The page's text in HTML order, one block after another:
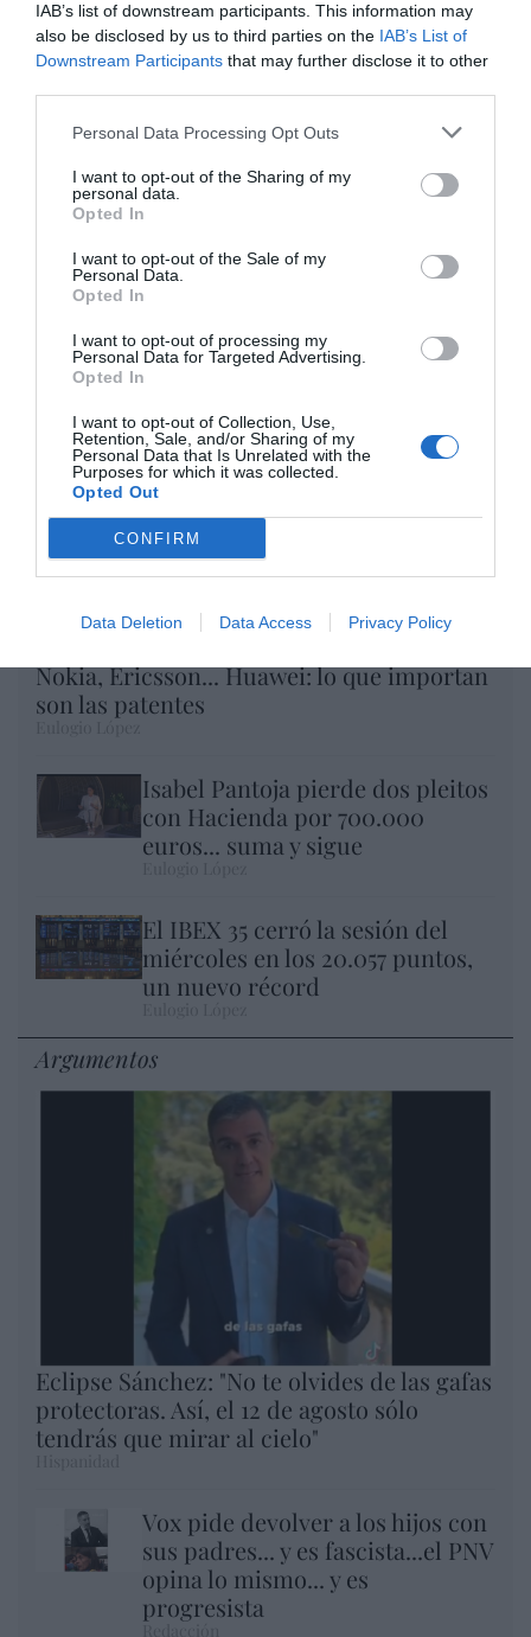
IAB’s list of downstream participants. This information may
also be disclosed by us to third parties on the IAB’s List of
Downstream Participants that may further disclose it to other
Personal Data Processing Opt Outs
I want to opt-out of the Sharing of my
personal data.
Opted In
I want to opt-out of the Sale of my
Personal Data.
Opted In
I want to opt-out of processing my
Personal Data for Targeted Advertising.
Opted In
I want to opt-out of Collection, Use,
Retention, Sale, and/or Sharing of my
Personal Data that Is Unrelated with the
Purposes for which it was collected.
Opted Out
CONFIRM
Data Deletion Data Access Privacy Policy
DIARIO DE LA CORRUPCIÓN SANCHISTA
“Pedro Sánchez es un criminal”
por Redacción
Artículos anteriores
Opinión
Enormes minucias
por Eulogio López
Nokia, Ericsson... Huawei: lo que importan
son las patentes
Isabel Pantoja pierde dos pleitos
con Hacienda por 700.000
euros... suma y sigue
El IBEX 35 cerró la sesión del
miércoles en los 20.057 puntos,
un nuevo récord
Argumentos
Eclipse Sánchez: "No te olvides de las gafas
protectoras. Así, el 12 de agosto sólo
tendrás que mirar al cielo"
Vox pide devolver a los hijos con
sus padres... y es fascista...el PNV
opina lo mismo... y es
progresista